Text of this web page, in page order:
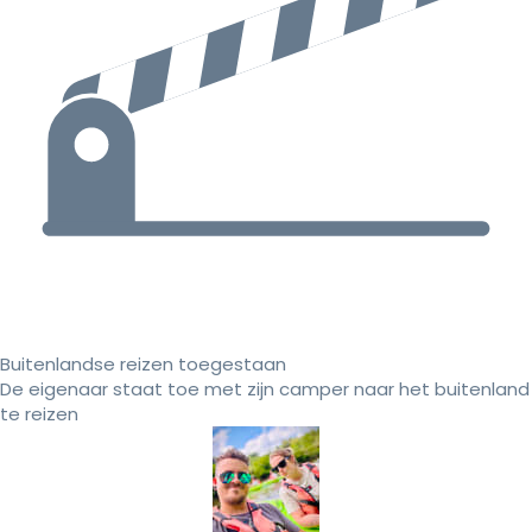
Buitenlandse reizen toegestaan
De eigenaar staat toe met zijn camper naar het buitenland
te reizen